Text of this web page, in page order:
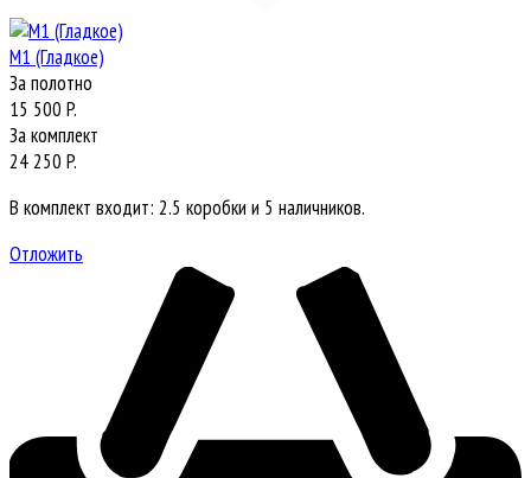
М1 (Гладкое)
За полотно
15 500 P.
За комплект
24 250 P.
В комплект входит: 2.5 коробки и 5 наличников.
Отложить